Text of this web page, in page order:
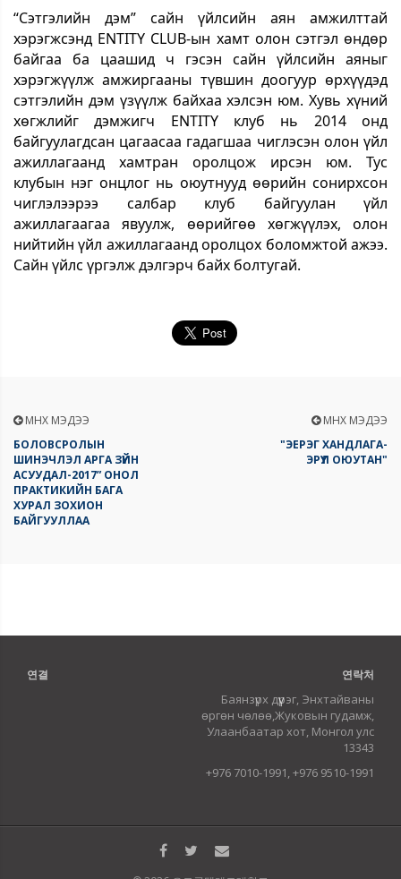
“Сэтгэлийн дэм” сайн үйлсийн аян амжилттай
хэрэгжсэнд ENTITY CLUB-ын хамт олон сэтгэл өндөр
байгаа ба цаашид ч гэсэн сайн үйлсийн аяныг
хэрэгжүүлж амжиргааны түвшин доогуур өрхүүдэд
сэтгэлийн дэм үзүүлж байхаа хэлсэн юм. Хувь хүний
хөгжлийг дэмжигч ENTITY клуб нь 2014 онд
байгуулагдсан цагаасаа гадагшаа чиглэсэн олон үйл
ажиллагаанд хамтран оролцож ирсэн юм. Тус
клубын нэг онцлог нь оюутнууд өөрийн сонирхсон
чиглэлээрээ салбар клуб байгуулан үйл
ажиллагаагаа явуулж, өөрийгөө хөгжүүлэх, олон
нийтийн үйл ажиллагаанд оролцох боломжтой ажээ.
Сайн үйлс үргэлж дэлгэрч байх болтугай.
ӨМНӨХ МЭДЭЭ
БОЛОВСРОЛЫН
ШИНЭЧЛЭЛ АРГА ЗҮЙН
АСУУДАЛ-2017” ОНОЛ
ПРАКТИКИЙН БАГА
ХУРАЛ ЗОХИОН
БАЙГУУЛЛАА
ӨМНӨХ МЭДЭЭ
"ЭЕРЭГ ХАНДЛАГА-
ЭРҮҮЛ ОЮУТАН"
연결 연락처
Баянзүрх дүүрэг, Энхтайваны
өргөн чөлөө,Жуковын гудамж,
Улаанбаатар хот, Монгол улс
13343
+976 7010-1991, +976 9510-1991